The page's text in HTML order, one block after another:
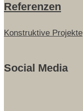
Referenzen
Konstruktive Projekte
Social Media